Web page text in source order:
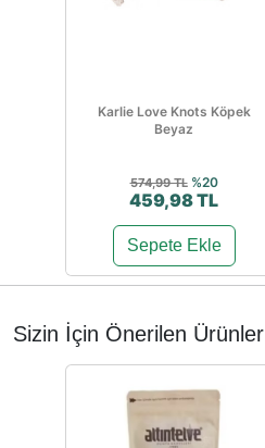
Karlie Love Knots Köpek
Beyaz
574,99 TL %20
459,98 TL
Sepete Ekle
Sizin İçin Önerilen Ürünler